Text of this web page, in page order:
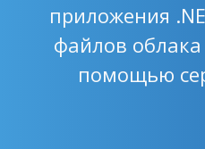
приложения
файлов облака
помощью